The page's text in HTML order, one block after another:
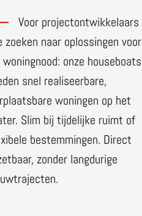
Voor projectontwikkelaars
zoeken naar oplossingen voor
woningnood: onze houseboats
snel realiseerbare,
woningen op het
Slim bij tijdelijke ruimt of
bestemmingen. Direct
zonder langdurige